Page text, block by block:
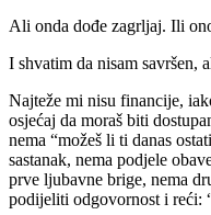
Ali onda dođe zagrljaj. Ili
I shvatim da nisam savršen,
Najteže mi nisu financije,
osjećaj da moraš biti
nema “možeš li ti danas
sastanak, nema podjele
prve ljubavne brige, nema
podijeliti odgovornost i reći: